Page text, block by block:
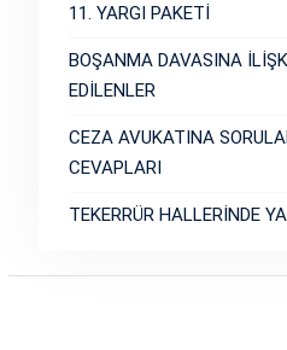
11. YARGI PAKETİ
BOŞANMA DAVASINA
EDİLENLER
CEZA AVUKATINA
CEVAPLARI
TEKERRÜR HALLERİNDE